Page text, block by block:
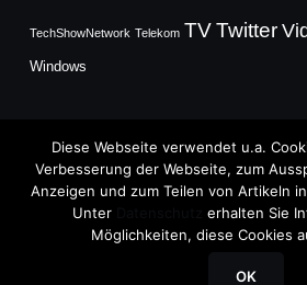
TechShowNetwork Telekom TVTwitter
Windows
Copyright © 2026
TechFieber Blog
Diese Webseite verwendet u.a.
Verbesserung der Webseite, zum
Anzeigen und zum Teilen von Artikeln
Unter
erhalten Sie
Möglichkeiten, diese Cookies
OK